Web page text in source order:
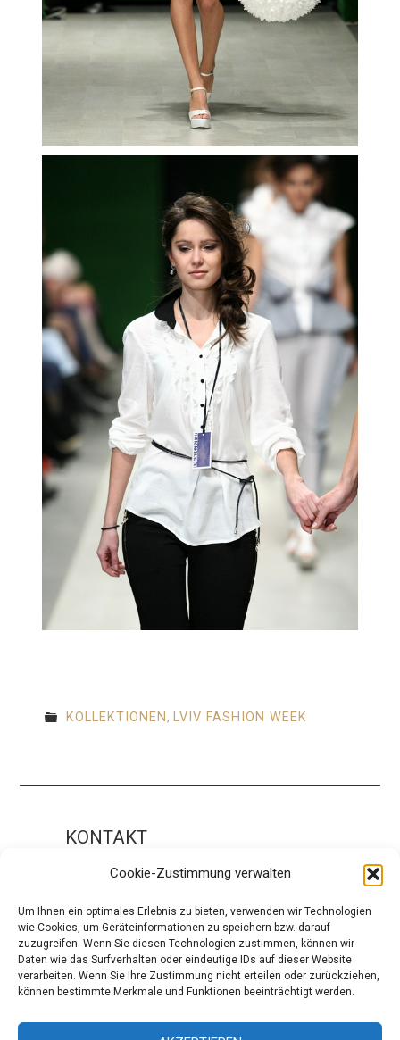
Cookie-Zustimmung verwalten
Um Ihnen ein optimales Erlebnis zu bieten, verwenden wir Technologien
wie Cookies, um Geräteinformationen zu speichern bzw. darauf
zuzugreifen. Wenn Sie diesen Technologien zustimmen, können wir
Daten wie das Surfverhalten oder eindeutige IDs auf dieser Website
verarbeiten. Wenn Sie Ihre Zustimmung nicht erteilen oder zurückziehen,
können bestimmte Merkmale und Funktionen beeinträchtigt werden.
KOLLEKTIONEN, LVIV FASHION WEEK
KONTAKT
Impressum
ÜBER UNS
Die Redaktion
Über modaCYCLE